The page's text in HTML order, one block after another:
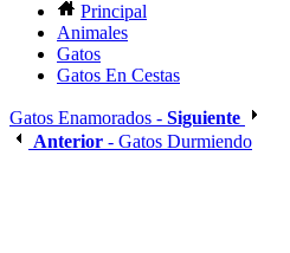
Principal
Animales
Gatos
Gatos En Cestas
Gatos Enamorados - Siguiente
Anterior - Gatos Durmiendo